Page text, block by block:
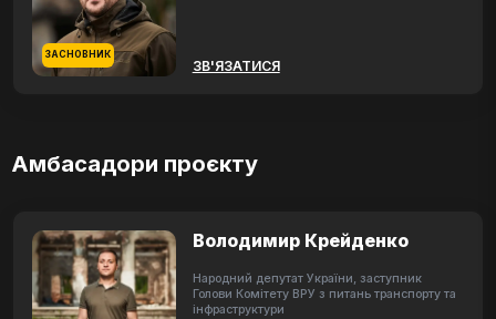
ЗАСНОВНИК
ЗВ'ЯЗАТИСЯ
Амбасадори проєкту
Володимир Крейденко
Народний депутат України, заступник
Голови Комітету ВРУ з питань транспорту та
інфраструктури